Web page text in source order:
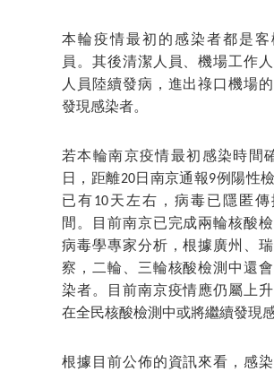
本輪疫情最初的感染者都是客
員。其後清潔人員、機場工作
人員陸續發病，進出祿口機場
發現感染者。
若本輪南京疫情最初感染時間
日，距離20日南京通報9例陽性
已有10天左右，病毒已隱匿傳
間。目前南京已完成兩輪核酸
病毒學專家分析，根據廣州、
察，二輪、三輪核酸檢測中還
染者。目前南京疫情應仍屬上
在全民核酸檢測中或將繼續發現感
根據目前公佈的資訊來看，感